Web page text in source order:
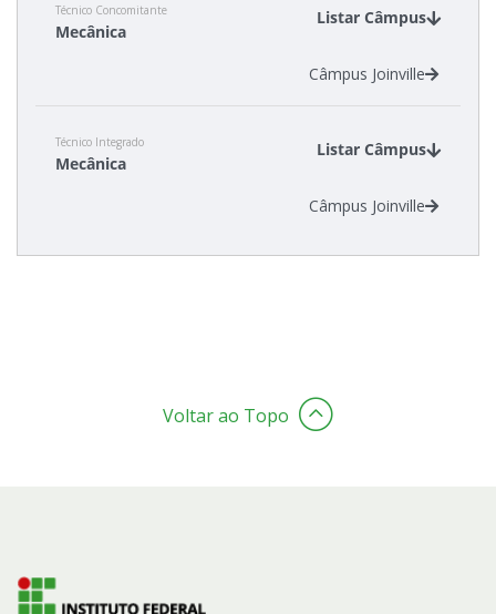
Técnico Concomitante
Mecânica
Listar Câmpus
Câmpus Joinville
Técnico Integrado
Mecânica
Listar Câmpus
Câmpus Joinville
Voltar ao Topo